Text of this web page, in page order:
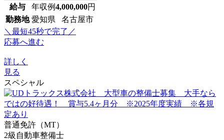
給与 年収例4,000,000円
勤務地 愛知県 名古屋市
＼最短45秒で完了／
応募へ進む
詳しく
見る
スペシャル
普通免許（MT）
2級自動車整備士